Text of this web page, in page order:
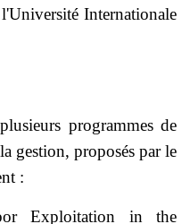
Internationale
programmes de
gestion, proposés par le
:
Exploitation in the